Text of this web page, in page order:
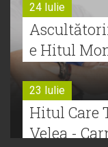
24 Iulie
e Hitul
23 Iulie
Hitul Care
Velea -